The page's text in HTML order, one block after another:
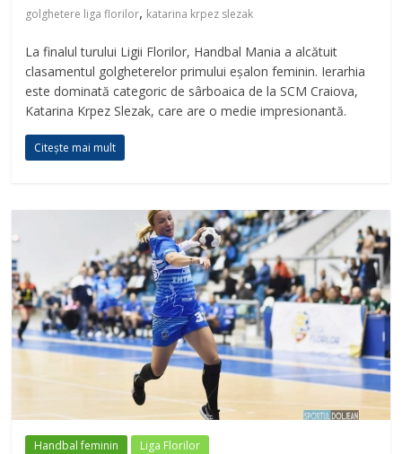
golghetere liga florilor, katarina krpez slezak
La finalul turului Ligii Florilor, Handbal Mania a alcătuit
clasamentul golgheterelor primului eșalon feminin. Ierarhia
este dominată categoric de sârboaica de la SCM Craiova,
Katarina Krpez Slezak, care are o medie impresionantă.
Citește mai mult
Handbal feminin Liga Florilor